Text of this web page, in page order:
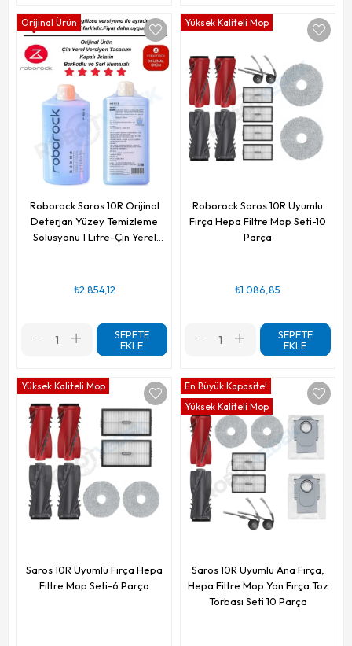
Roborock Saros 10R Orijinal
Deterjan Yüzey Temizleme
Solüsyonu 1 Litre-Çin Yerel
₺2.854,12
SEPETE
EKLE
Orijinal Ürün
Roborock Saros 10R Uyumlu
Fırça Hepa Filtre Mop Seti-10
Parça
₺1.086,85
SEPETE
EKLE
Yüksek Kaliteli Mop
Saros 10R Uyumlu Fırça Hepa
Filtre Mop Seti-6 Parça
Yüksek Kaliteli Mop
Saros 10R Uyumlu Ana Fırça,
Hepa Filtre Mop Yan Fırça Toz
Torbası Seti 10 Parça
En Büyük Kapasite!
Yüksek Kaliteli Mop